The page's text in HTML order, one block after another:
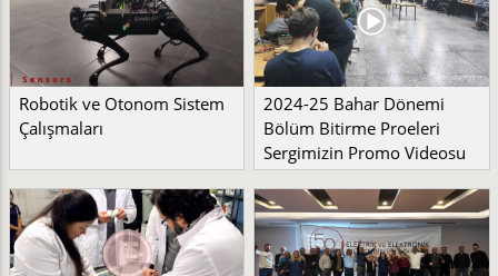
Robotik ve Otonom Sistem
Çalışmaları
2024-25 Bahar Dönemi
Bölüm Bitirme Proeleri
Sergimizin Promo Videosu